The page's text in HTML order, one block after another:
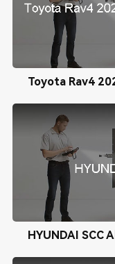
Toyota Rav4
HYUNDAI SCC